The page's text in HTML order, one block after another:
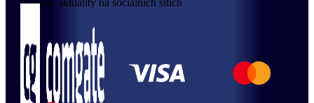
Sledujte aktuality na sociálních sítích